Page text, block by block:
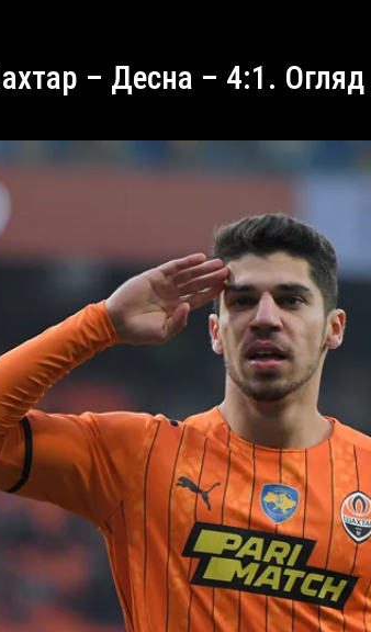
Шахтар – Десна – 4:1.